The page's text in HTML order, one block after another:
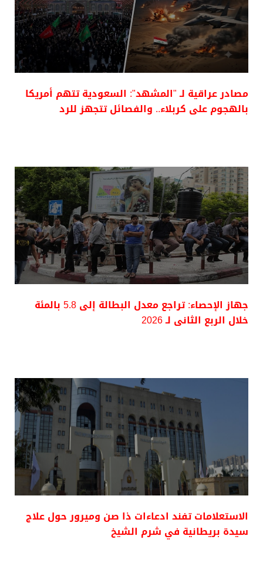
مصادر عراقية لـ "المشهد": السعودية تتهم أمريكا
بالهجوم على كربلاء.. والفصائل تتجهز للرد
جهاز الإحصاء: تراجع معدل البطالة إلى 5.8 بالمئة
خلال الربع الثانى لـ 2026
الاستعلامات تفند ادعاءات ذا صن وميرور حول علاج
سيدة بريطانية في شرم الشيخ